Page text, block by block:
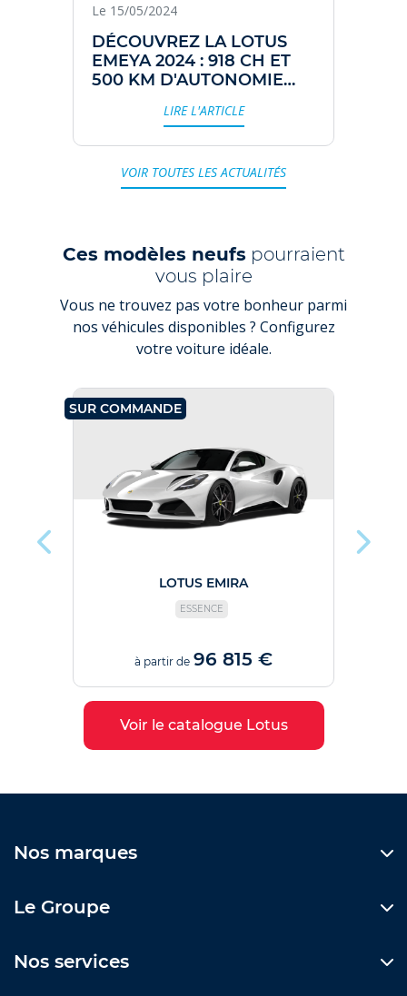
Le 15/05/2024
DÉCOUVREZ LA LOTUS
EMEYA 2024 : 918 CH ET
500 KM D'AUTONOMIE
ÉLECTRIQUELIRE L'ARTICLE
VOIR TOUTES LES ACTUALITÉS
Ces modèles neufspourraient
vous plaire
Vous ne trouvez pas votre bonheur parmi
nos véhicules disponibles ? Configurez
votre voiture idéale.
SUR COMMANDE
LOTUS EMIRA
ESSENCE
à partir de 96 815 €
Voir le catalogue Lotus
Nos marques
Le Groupe
Nos services